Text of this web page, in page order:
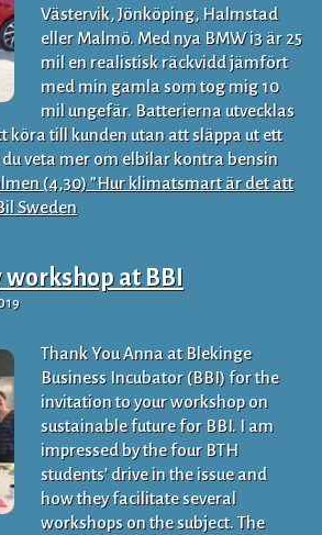
Västervik, Jönköping, Halmstad
eller Malmö. Med nya BMW i3 är 25
mil en realistisk räckvidd jämfört
med min gamla som tog mig 10
mil ungefär. Batterierna utvecklas
köra till kunden utan att släppa ut ett
veta mer om elbilar kontra bensin
(4,30) ”Hur klimatsmart är det att
Sweden
at BBI
Thank You Anna at Blekinge
Business Incubator (BBI) for the
invitation to your workshop on
sustainable future for BBI. I am
impressed by the four BTH
students’ drive in the issue and
how they facilitate several
workshops on the subject. The